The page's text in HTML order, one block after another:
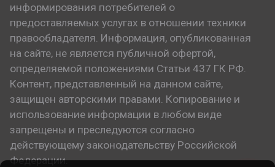
информирования потребителей о
предоставляемых услугах в отношении техники
правообладателя. Информация, опубликованная
на сайте, не является публичной офертой,
определяемой положениями Статьи 437 ГК РФ.
Контент, представленный на данном сайте,
защищен авторскими правами. Копирование и
использование информации в любом виде
запрещены и преследуются согласно
действующему законодательству Российской
Федерации.